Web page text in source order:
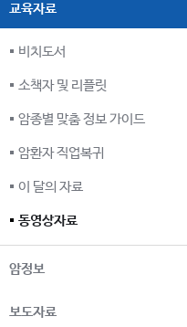
교육자료
비치도서
소책자 및 리플릿
암종별 맞춤 정보 가이드
암환자 직업복귀
이 달의 자료
동영상자료
암정보
보도자료